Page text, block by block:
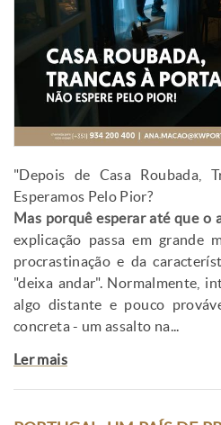
"Depois de Casa Roubada,
Esperamos Pelo Pior?
Mas porquê esperar até que o
explicação passa em grande
procrastinação e da
"deixa andar". Normalmente,
algo distante e pouco
concreta - um assalto na...
Ler mais